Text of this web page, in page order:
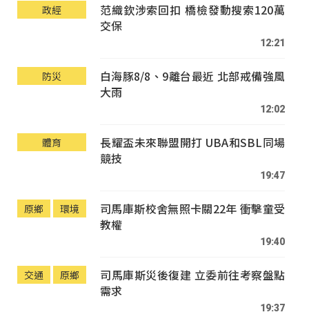
政經
范織欽涉索回扣 橋檢發動搜索120萬
交保
12:21
防災
白海豚8/8、9離台最近 北部戒備強風
大雨
12:02
體育
長耀盃未來聯盟開打 UBA和SBL同場
競技
19:47
原鄉 環境
司馬庫斯校舍無照卡關22年 衝擊童受
教權
19:40
交通 原鄉
司馬庫斯災後復建 立委前往考察盤點
需求
19:37